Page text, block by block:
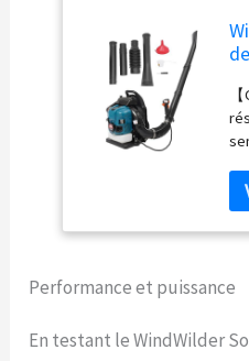
et
Performance et puissance
En testant le WindWilder